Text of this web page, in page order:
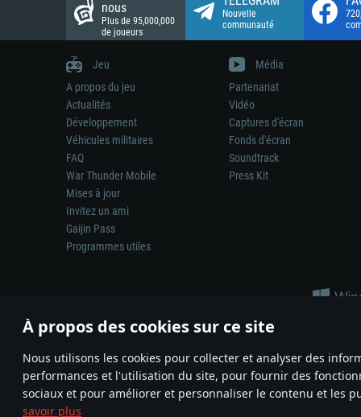
À propos des cookies sur ce site
Nous utilisons les cookies pour collecter et analyser des
performances et l'utilisation du site, pour fournir des
sociaux et pour améliorer et personnaliser le contenu et les
savoir plus
nous
Plus de 95,000,000
de joueurs
Nouvelle
communauté
Jeu
A propos du jeu
Actualités
Développement
Véhicules militaires
FAQ
War Thunder Mobile
Mises à jour
Invitez un ami
Gaijin Pass
Programmes utiles
Média
Partenariat
Vidéo
Captures d'écran
Fonds d'écran
Soundtrack
Press Kit
La représentation d’une arme ou d’un véhicule réel dans ce jeu
© 2011—2026 Gaijin Games Kft. All trademarks, logos and brand
Termes et conditions